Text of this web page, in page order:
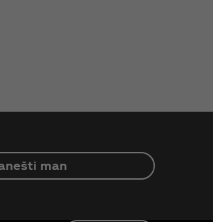
man